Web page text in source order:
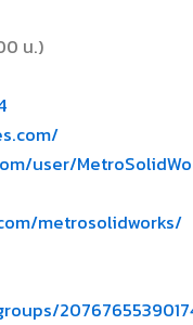
น.)
user/
metrosolidworks/